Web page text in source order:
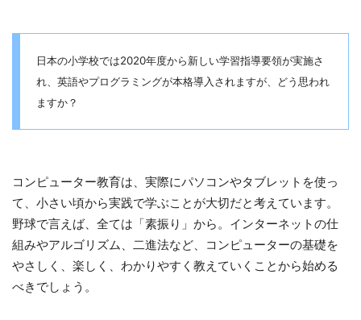
日本の小学校では2020年度から新しい学習指導要領が実施さ
れ、英語やプログラミングが本格導入されますが、どう思われ
ますか？
コンピューター教育は、実際にパソコンやタブレットを使っ
て、小さい頃から実践で学ぶことが大切だと考えています。
野球で言えば、全ては「素振り」から。インターネットの仕
組みやアルゴリズム、二進法など、コンピューターの基礎を
やさしく、楽しく、わかりやすく教えていくことから始める
べきでしょう。